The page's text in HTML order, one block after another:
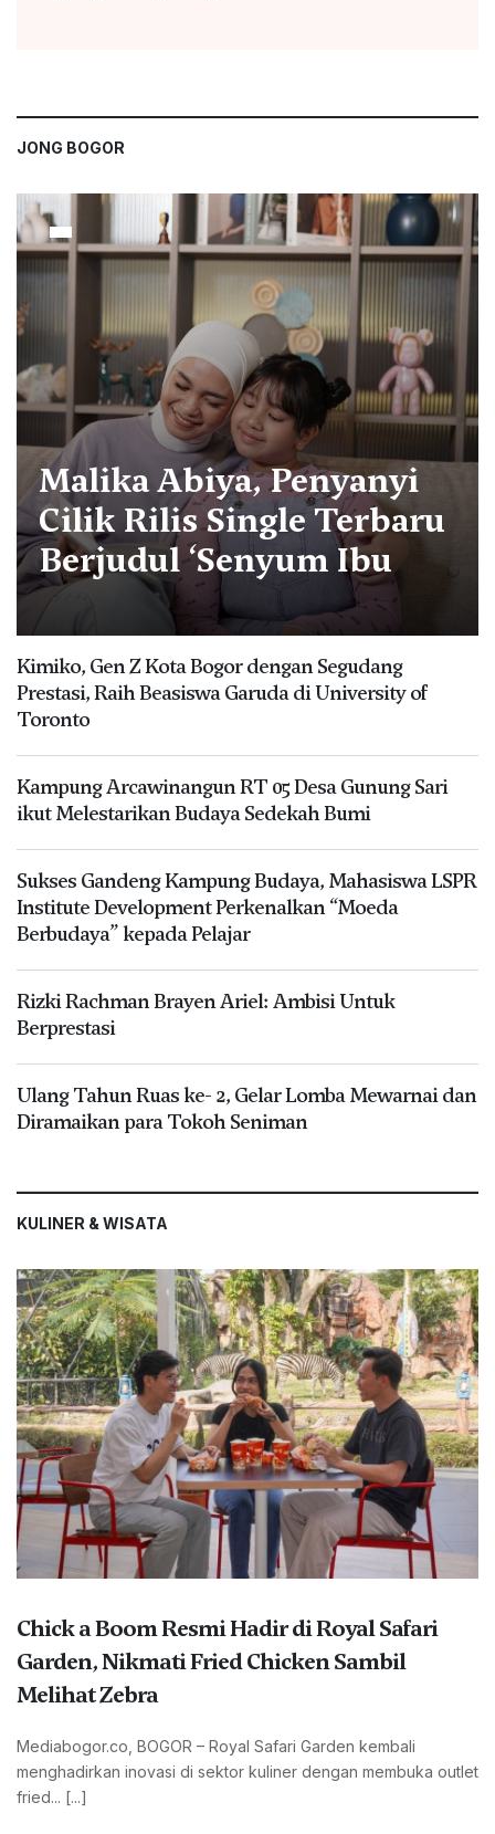
JONG BOGOR
Malika Abiya, Penyanyi
Cilik Rilis Single Terbaru
Berjudul ‘Senyum Ibu
Kimiko, Gen Z Kota Bogor dengan Segudang
Prestasi, Raih Beasiswa Garuda di University of
Toronto
Kampung Arcawinangun RT 05 Desa Gunung Sari
ikut Melestarikan Budaya Sedekah Bumi
Sukses Gandeng Kampung Budaya, Mahasiswa LSPR
Institute Development Perkenalkan “Moeda
Berbudaya” kepada Pelajar
Rizki Rachman Brayen Ariel: Ambisi Untuk
Berprestasi
Ulang Tahun Ruas ke- 2, Gelar Lomba Mewarnai dan
Diramaikan para Tokoh Seniman
KULINER & WISATA
Chick a Boom Resmi Hadir di Royal Safari
Garden, Nikmati Fried Chicken Sambil
Melihat Zebra
Mediabogor.co, BOGOR – Royal Safari Garden kembali
menghadirkan inovasi di sektor kuliner dengan membuka outlet
fried... [...]